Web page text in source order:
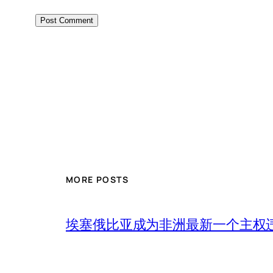
MORE POSTS
埃塞俄比亚成为非洲最新一个主权